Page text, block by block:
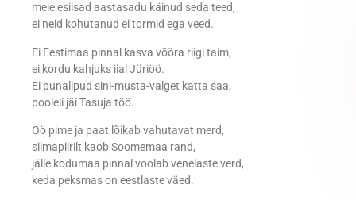
meie esiisad aastasadu käinud seda teed,
ei neid kohutanud ei tormid ega veed.
Ei Eestimaa pinnal kasva võõra riigi taim,
ei kordu kahjuks iial Jüriöö.
Ei punalipud sini-musta-valget katta saa,
pooleli jäi Tasuja töö.
Öö pime ja paat lõikab vahutavat merd,
silmapiirilt kaob Soomemaa rand,
jälle kodumaa pinnal voolab venelaste verd,
keda peksmas on eestlaste väed.